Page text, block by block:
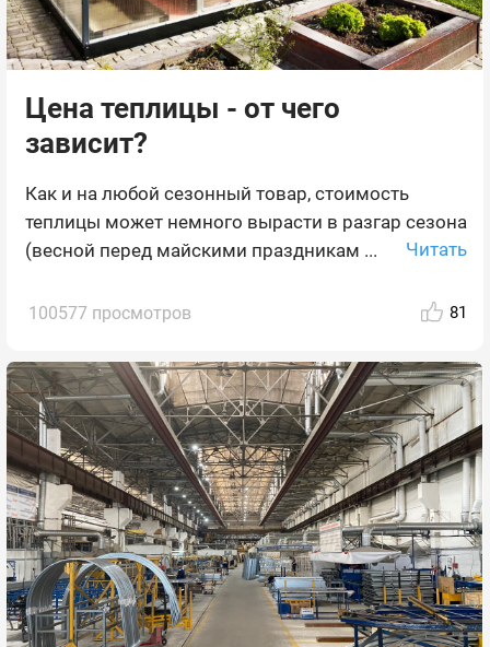
Цена теплицы - от чего
зависит?
Как и на любой сезонный товар, стоимость
теплицы может немного вырасти в разгар сезона
(весной перед майскими праздникам ...
Читать
100577 просмотров 81